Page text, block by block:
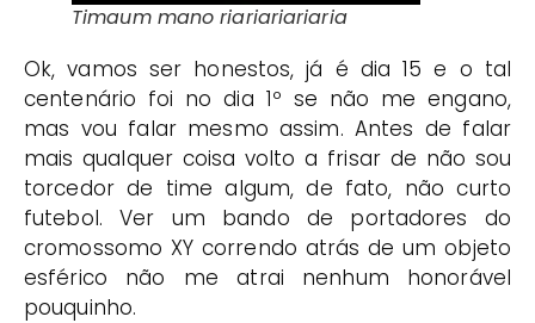
Timaum mano riariariariaria
Ok, vamos ser honestos, já é dia 15 e o tal
centenário foi no dia 1º se não me engano,
mas vou falar mesmo assim. Antes de falar
mais qualquer coisa volto a frisar de não sou
torcedor de time algum, de fato, não curto
futebol. Ver um bando de portadores do
cromossomo XY correndo atrás de um objeto
esférico não me atrai nenhum honorável
pouquinho.